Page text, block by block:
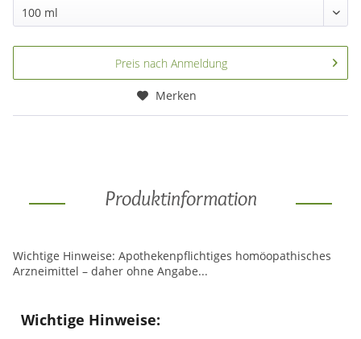
Preis nach Anmeldung
Merken
Produktinformation
Wichtige Hinweise: Apothekenpflichtiges homöopathisches
Arzneimittel – daher ohne Angabe...
Wichtige Hinweise: